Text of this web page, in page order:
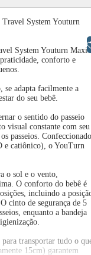
System Youturn
System Youturn Maxi
conforto e
se adapta facilmente a
do seu bebê.
o sentido do passeio
visual constante com seu
passeios. Confeccionado
e catiônico), o YouTurn
o sol e o vento,
O conforto do bebê é
incluindo a
cinto de segurança de 5
enquanto a bandeja
transportar tudo o
15cm) garantem